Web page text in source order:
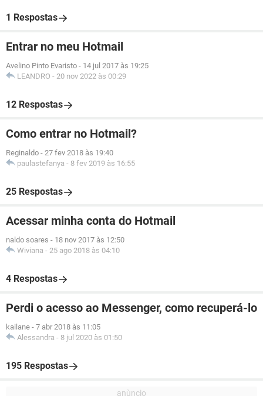
1 Respostas
Entrar no meu Hotmail
Avelino Pinto Evaristo - 14 jul 2017 às 19:25
LEANDRO - 20 nov 2022 às 00:29
12 Respostas
Como entrar no Hotmail?
Reginaldo - 27 fev 2018 às 19:40
paulastefanya - 8 fev 2019 às 16:55
25 Respostas
Acessar minha conta do Hotmail
naldo soares - 18 nov 2017 às 12:50
Wiviana - 25 ago 2018 às 04:10
4 Respostas
Perdi o acesso ao Messenger, como recuperá-lo
kailane - 7 abr 2018 às 11:05
Alessandra - 8 jul 2020 às 01:50
195 Respostas